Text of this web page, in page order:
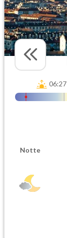
06:27
Notte